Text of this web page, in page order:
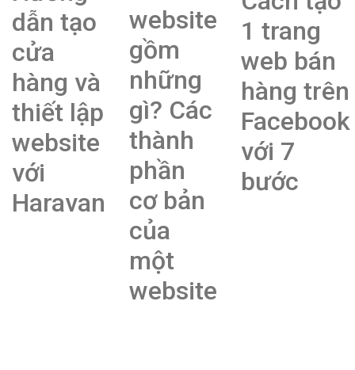
dẫn tạo
cửa
hàng và
thiết lập
website
với
Haravan
website
gồm
những
gì? Các
thành
phần
cơ bản
của
một
website
1 trang
web bán
hàng trên
Facebook
với 7
bước